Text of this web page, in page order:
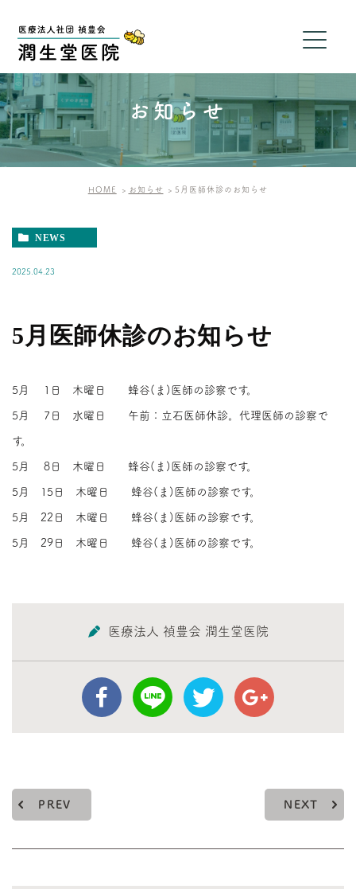
お知らせ
HOME お知らせ 5月医師休診のお知らせ
NEWS
2025.04.23
5月医師休診のお知らせ
5月 1日 木曜日 蜂谷(ま)医師の診察です。
5月 7日 水曜日 午前：立石医師休診。代理医師の診察で
す。
5月 8日 木曜日 蜂谷(ま)医師の診察です。
5月 15日 木曜日 蜂谷(ま)医師の診察です。
5月 22日 木曜日 蜂谷(ま)医師の診察です。
5月 29日 木曜日 蜂谷(ま)医師の診察です。
医療法人 禎豊会 潤生堂医院
PREV NEXT